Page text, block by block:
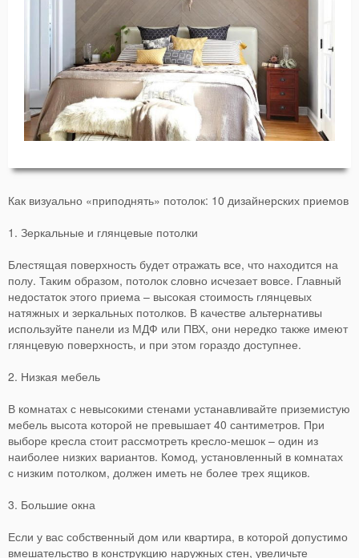
Как визуально «приподнять» потолок: 10 дизайнерских приемов
1. Зеркальные и глянцевые потолки
Блестящая поверхность будет отражать все, что находится на
полу. Таким образом, потолок словно исчезает вовсе. Главный
недостаток этого приема – высокая стоимость глянцевых
натяжных и зеркальных потолков. В качестве альтернативы
используйте панели из МДФ или ПВХ, они нередко также имеют
глянцевую поверхность, и при этом гораздо доступнее.
2. Низкая мебель
В комнатах с невысокими стенами устанавливайте приземистую
мебель высота которой не превышает 40 сантиметров. При
выборе кресла стоит рассмотреть кресло-мешок – один из
наиболее низких вариантов. Комод, установленный в комнатах
с низким потолком, должен иметь не более трех ящиков.
3. Большие окна
Если у вас собственный дом или квартира, в которой допустимо
вмешательство в конструкцию наружных стен, увеличьте